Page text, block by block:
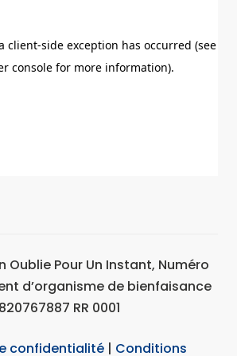
Oublie Pour Un Instant, Numéro
d’organisme de bienfaisance
820767887 RR 0001
confidentialité | Conditions